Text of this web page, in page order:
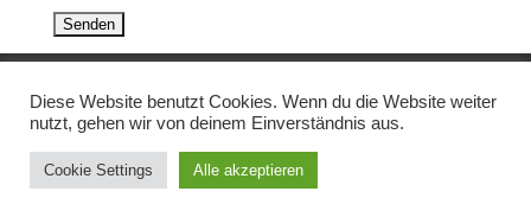
Christian Maierhofer · Tel. 0 86 71 / 92 90 30
Diese Website benutzt Cookies. Wenn du die Website weiter
nutzt, gehen wir von deinem Einverständnis aus.
Cookie Settings Alle akzeptieren